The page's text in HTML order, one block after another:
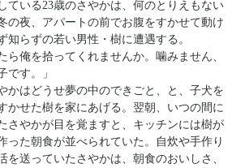
ている23歳のさやかは、何のとりえもない
の夜、アパートの前でお腹をすかせて動け
知らずの若い男性・樹に遭遇する。
ら俺を拾ってくれませんか。噛みません、
です。」
かはどうせ夢の中のできごと、と、子犬を
かせた樹を家にあげる。翌朝、いつの間に
さやかが目を覚ますと、キッチンには樹が
った朝食が並べられていた。自炊や手作り
を送っていたさやかは、朝食のおいしさ、